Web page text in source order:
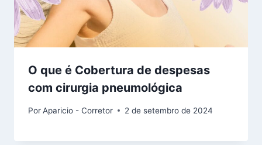
O que é Cobertura de despesas
com cirurgia pneumológica
PorAparicio - Corretor 2 de setembro de 2024